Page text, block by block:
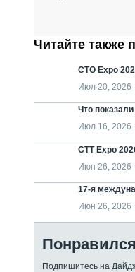
Читайте также
СТО Expo
Июл 20, 2026
Что
Июл 16, 2026
СТТ Expo
Июн 26, 2026
17-я
Июн 26, 2026
Подпишитесь на